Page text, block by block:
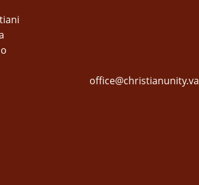
office@christianunity.va